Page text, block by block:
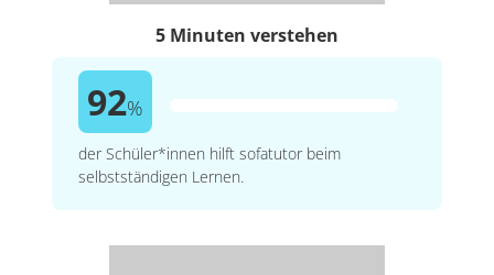
5 Minuten verstehen
92%
der Schüler*innen hilft sofatutor beim
selbstständigen Lernen.